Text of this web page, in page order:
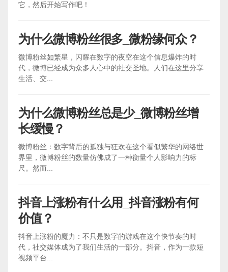
它，然后开始写作吧！
为什么微博粉丝很多_微粉缘何众？
微博粉丝如繁星，闪耀在数字的夜空在这个信息爆炸的时
代，微博已经成为众多人心中的社交圣地。人们在这里分享
生活、交...
为什么微博粉丝总是少_微博粉丝增
长缓慢？
微博粉丝：数字背后的孤独与狂欢在这个看似繁华的网络世
界里，微博粉丝的数量仿佛成了一种衡量个人影响力的标
尺。然而...
抖音上涨粉有什么用_抖音涨粉有何
价值？
抖音上涨粉的魔力：不只是数字的游戏在这个快节奏的时
代，社交媒体成为了我们生活的一部分。抖音，作为一款短
视频平台...